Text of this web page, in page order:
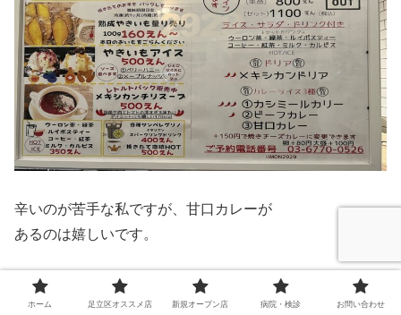
辛いのが苦手な私ですが、甘口カレーが
あるのは嬉しいです。
ショーケースに、メニュー表に書かれていた
サンペレグリノの他に、ホーランドインポート
ホーム 足立区オススメ店 新規オープン店 病院・検診 お問い合わせ